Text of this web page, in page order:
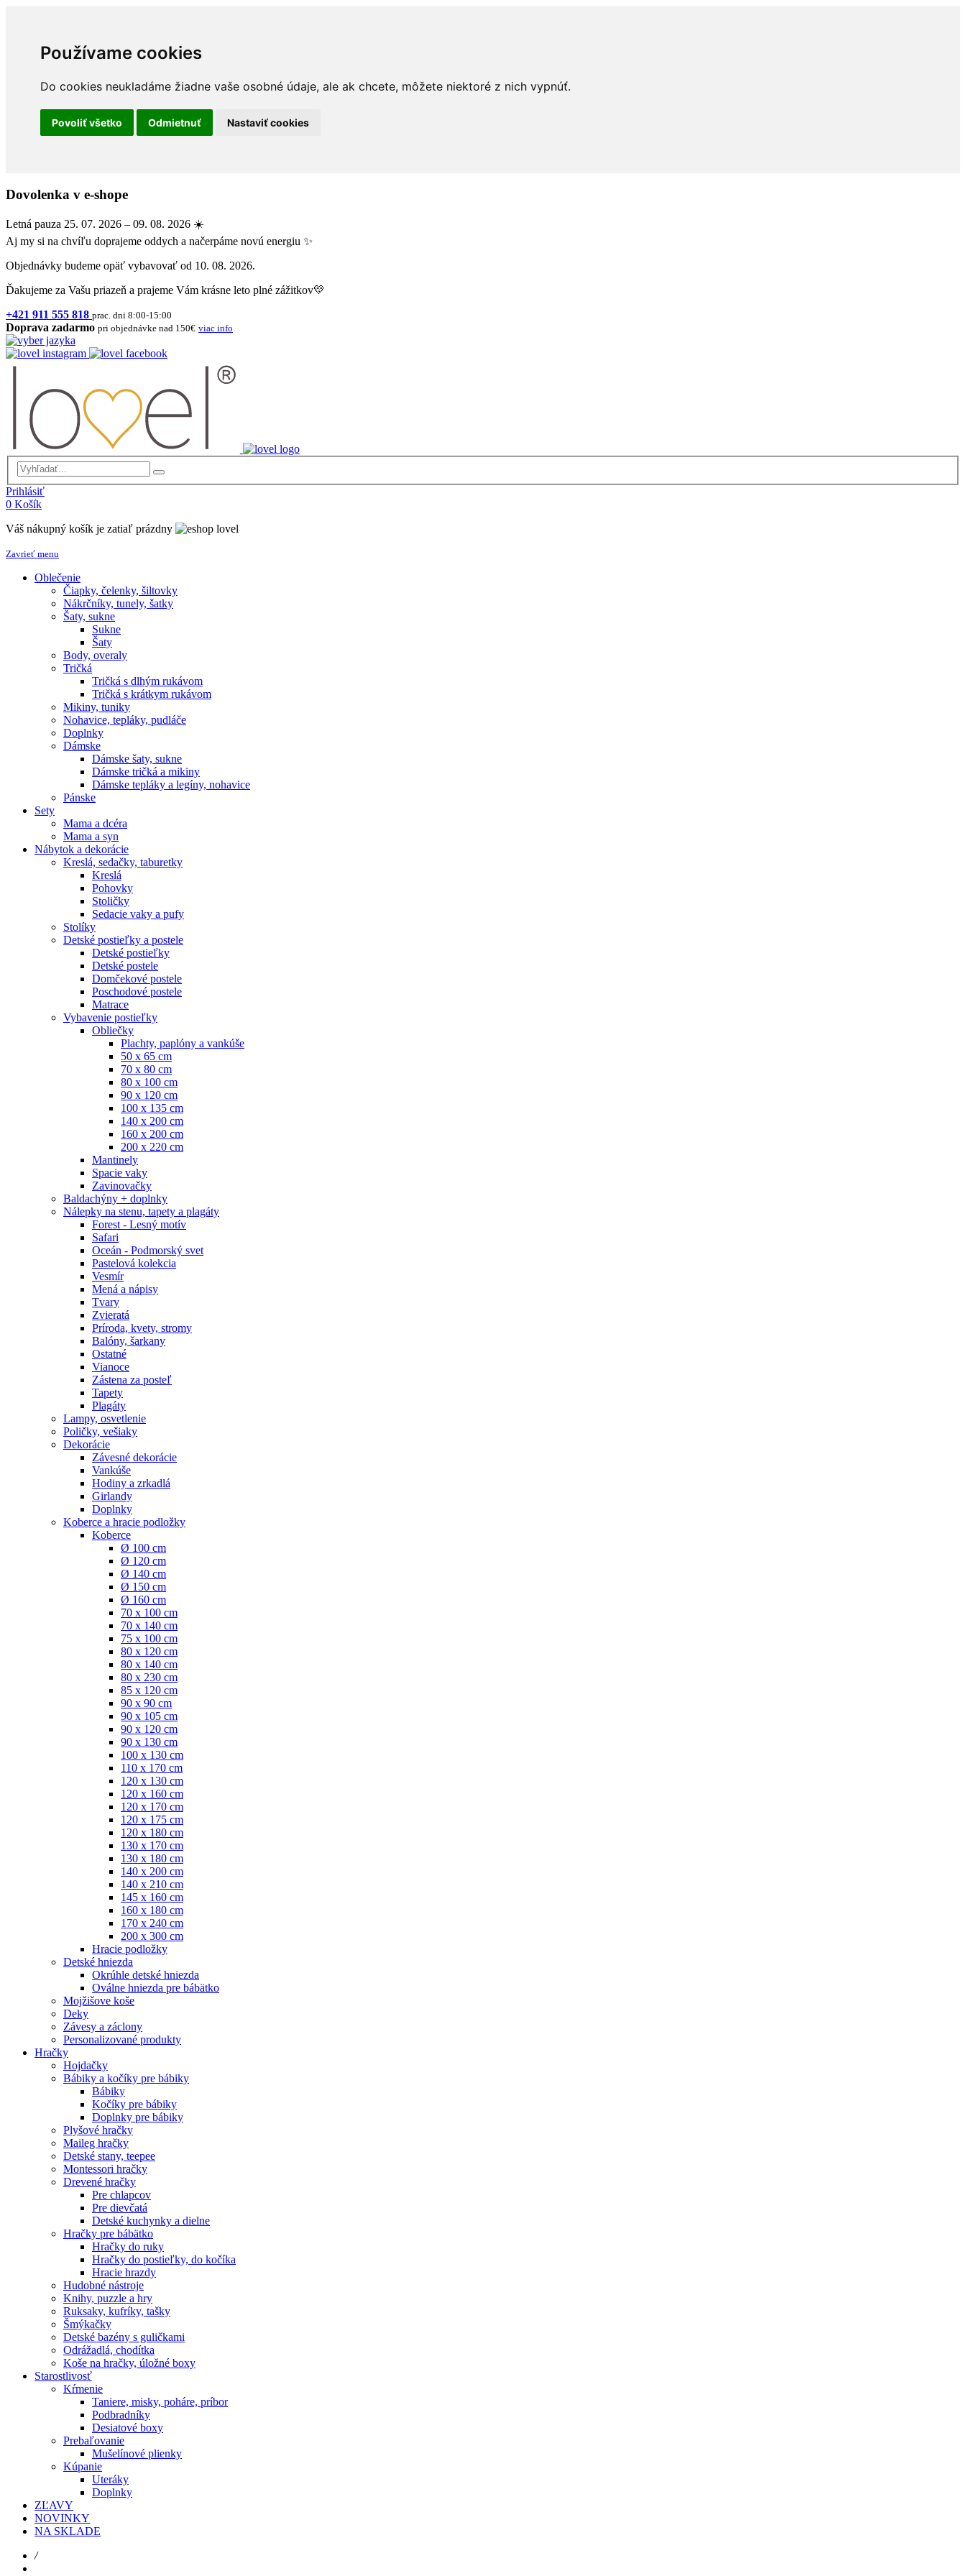
Používame cookies
Do cookies neukladáme žiadne vaše osobné údaje, ale ak chcete, môžete niektoré z nich vypnúť.
Povoliť všetko Odmietnuť Nastaviť cookies
Dovolenka v e-shope
Letná pauza 25. 07. 2026 – 09. 08. 2026 ☀️
Aj my si na chvíľu doprajeme oddych a načerpáme novú energiu ✨
Objednávky budeme opäť vybavovať od 10. 08. 2026.
Ďakujeme za Vašu priazeň a prajeme Vám krásne leto plné zážitkov💛
+421 911 555 818 prac. dni 8:00-15:00
Doprava zadarmo pri objednávke nad 150€ viac info
Prihlásiť
0 Košík
Váš nákupný košík je zatiaľ prázdny
Zavrieť menu
Oblečenie
Čiapky, čelenky, šiltovky
Nákrčníky, tunely, šatky
Šaty, sukne
Sukne
Šaty
Body, overaly
Tričká
Tričká s dlhým rukávom
Tričká s krátkym rukávom
Mikiny, tuniky
Nohavice, tepláky, pudláče
Doplnky
Dámske
Dámske šaty, sukne
Dámske tričká a mikiny
Dámske tepláky a legíny, nohavice
Pánske
Sety
Mama a dcéra
Mama a syn
Nábytok a dekorácie
Kreslá, sedačky, taburetky
Kreslá
Pohovky
Stoličky
Sedacie vaky a pufy
Stolíky
Detské postieľky a postele
Detské postieľky
Detské postele
Domčekové postele
Poschodové postele
Matrace
Vybavenie postieľky
Obliečky
Plachty, paplóny a vankúše
50 x 65 cm
70 x 80 cm
80 x 100 cm
90 x 120 cm
100 x 135 cm
140 x 200 cm
160 x 200 cm
200 x 220 cm
Mantinely
Spacie vaky
Zavinovačky
Baldachýny + doplnky
Nálepky na stenu, tapety a plagáty
Forest - Lesný motív
Safari
Oceán - Podmorský svet
Pastelová kolekcia
Vesmír
Mená a nápisy
Tvary
Zvieratá
Príroda, kvety, stromy
Balóny, šarkany
Ostatné
Vianoce
Zástena za posteľ
Tapety
Plagáty
Lampy, osvetlenie
Poličky, vešiaky
Dekorácie
Závesné dekorácie
Vankúše
Hodiny a zrkadlá
Girlandy
Doplnky
Koberce a hracie podložky
Koberce
Ø 100 cm
Ø 120 cm
Ø 140 cm
Ø 150 cm
Ø 160 cm
70 x 100 cm
70 x 140 cm
75 x 100 cm
80 x 120 cm
80 x 140 cm
80 x 230 cm
85 x 120 cm
90 x 90 cm
90 x 105 cm
90 x 120 cm
90 x 130 cm
100 x 130 cm
110 x 170 cm
120 x 130 cm
120 x 160 cm
120 x 170 cm
120 x 175 cm
120 x 180 cm
130 x 170 cm
130 x 180 cm
140 x 200 cm
140 x 210 cm
145 x 160 cm
160 x 180 cm
170 x 240 cm
200 x 300 cm
Hracie podložky
Detské hniezda
Okrúhle detské hniezda
Oválne hniezda pre bábätko
Mojžišove koše
Deky
Závesy a záclony
Personalizované produkty
Hračky
Hojdačky
Bábiky a kočíky pre bábiky
Bábiky
Kočíky pre bábiky
Doplnky pre bábiky
Plyšové hračky
Maileg hračky
Detské stany, teepee
Montessori hračky
Drevené hračky
Pre chlapcov
Pre dievčatá
Detské kuchynky a dielne
Hračky pre bábätko
Hračky do ruky
Hračky do postieľky, do kočíka
Hracie hrazdy
Hudobné nástroje
Knihy, puzzle a hry
Ruksaky, kufríky, tašky
Šmýkačky
Detské bazény s guličkami
Odrážadlá, chodítka
Koše na hračky, úložné boxy
Starostlivosť
Kŕmenie
Taniere, misky, poháre, príbor
Podbradníky
Desiatové boxy
Prebaľovanie
Mušelínové plienky
Kúpanie
Uteráky
Doplnky
ZĽAVY
NOVINKY
NA SKLADE
/